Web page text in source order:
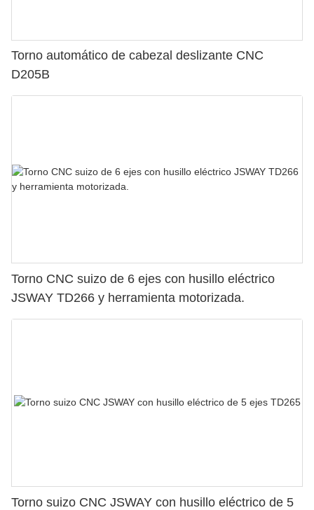
Torno automático de cabezal deslizante CNC
D205B
Torno CNC suizo de 6 ejes con husillo eléctrico
JSWAY TD266 y herramienta motorizada.
Torno suizo CNC JSWAY con husillo eléctrico de 5